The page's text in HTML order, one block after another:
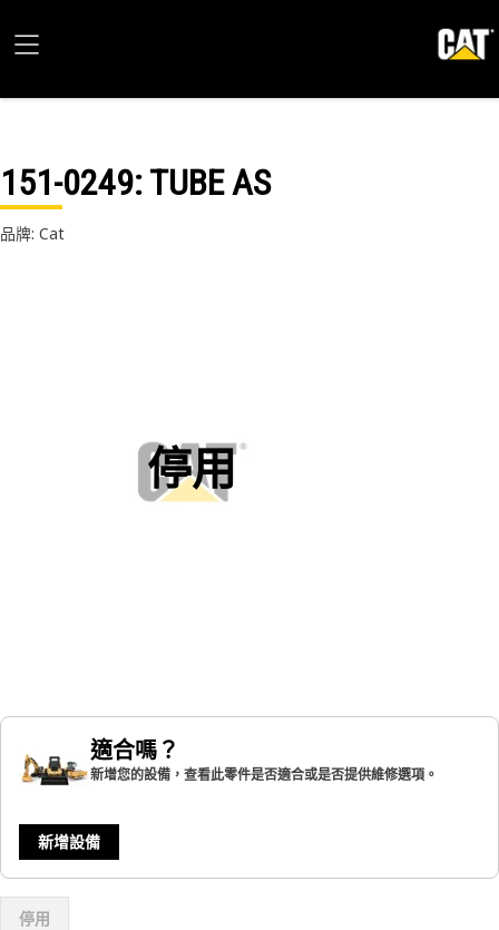
151-0249: TUBE AS
品牌: Cat
停用
適合嗎？
新增您的設備，查看此零件是否適合或是否提供維修選項。
新增設備
停用